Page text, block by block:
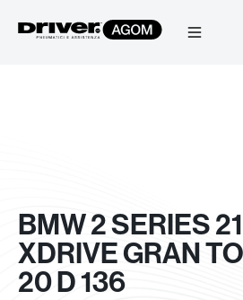
BMW 2 SERIES
XDRIVE GRAN
20 D 136